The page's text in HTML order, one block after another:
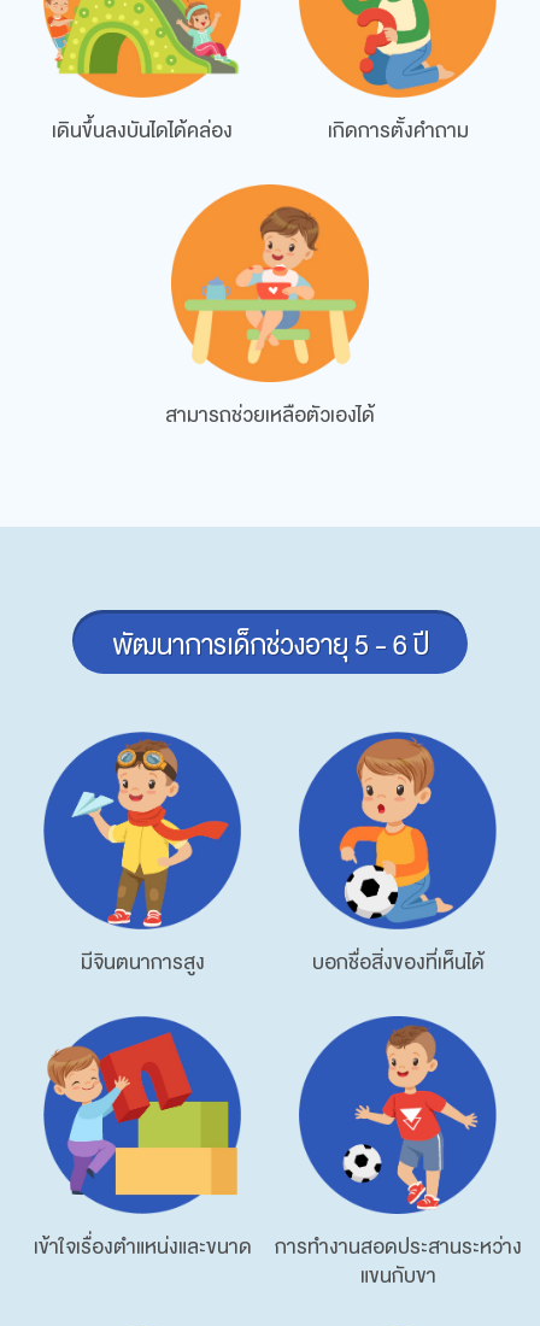
เดินขึ้นลงบันไดได้คล่อง เกิดการตั้งคำถาม
สามารถช่วยเหลือตัวเองได้
พัฒนาการเด็กช่วงอายุ 5 - 6 ปี
มีจินตนาการสูง บอกชื่อสิ่งของที่เห็นได้
เข้าใจเรื่องตำแหน่งและขนาด
การทำงานสอดประสานระหว่าง
แขนกับขา